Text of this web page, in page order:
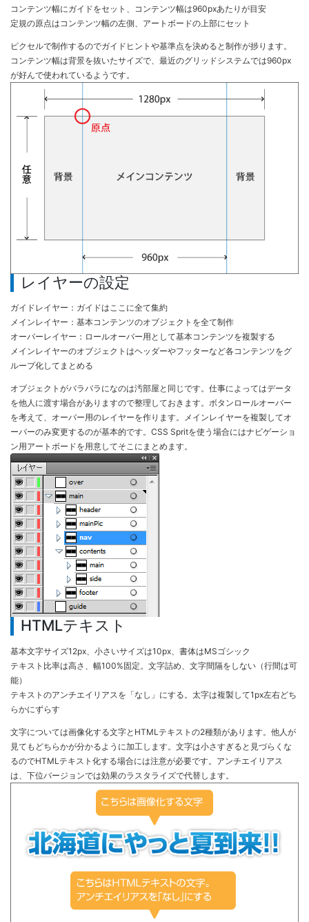
コンテンツ幅にガイドをセット、コンテンツ幅は960pxあたりが目安
定規の原点はコンテンツ幅の左側、アートボードの上部にセット
ピクセルで制作するのでガイドヒントや基準点を決めると制作が捗ります。
コンテンツ幅は背景を抜いたサイズで、最近のグリッドシステムでは960px
が好んで使われているようです。
レイヤーの設定
ガイドレイヤー：ガイドはここに全て集約
メインレイヤー：基本コンテンツのオブジェクトを全て制作
オーバーレイヤー：ロールオーバー用として基本コンテンツを複製する
メインレイヤーのオブジェクトはヘッダーやフッターなど各コンテンツをグ
ループ化してまとめる
オブジェクトがバラバラになのは汚部屋と同じです。仕事によってはデータ
を他人に渡す場合がありますので整理しておきます。ボタンロールオーバー
を考えて、オーバー用のレイヤーを作ります。メインレイヤーを複製してオ
ーバーのみ変更するのが基本的です。CSS Spritを使う場合にはナビゲーショ
ン用アートボードを用意してそこにまとめます。
HTMLテキスト
基本文字サイズ12px、小さいサイズは10px、書体はMSゴシック
テキスト比率は高さ、幅100%固定。文字詰め、文字間隔をしない（行間は可
能）
テキストのアンチエイリアスを「なし」にする。太字は複製して1px左右どち
らかにずらす
文字については画像化する文字とHTMLテキストの2種類があります。他人が
見てもどちらかが分かるように加工します。文字は小さすぎると見づらくな
るのでHTMLテキスト化する場合には注意が必要です。アンチエイリアス
は、下位バージョンでは効果のラスタライズで代替します。